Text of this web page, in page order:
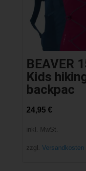
BEAVER
Kids
backpac
24,95 €
inkl. MwSt.
zzgl. Versandkosten